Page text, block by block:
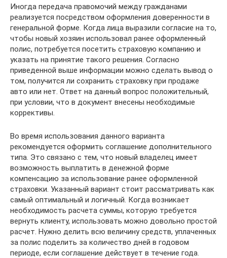
Иногда передача правомочий между гражданами
реализуется посредством оформления доверенности в
генеральной форме. Когда лица выразили согласие на то,
чтобы новый хозяин использовал ранее оформленный
полис, потребуется посетить страховую компанию и
указать на принятие такого решения. Согласно
приведенной выше информации можно сделать вывод о
том, получится ли сохранить страховку при продаже
авто или нет. Ответ на данный вопрос положительный,
при условии, что в документ внесены необходимые
коррективы.
Во время использования данного варианта
рекомендуется оформить соглашение дополнительного
типа. Это связано с тем, что новый владелец имеет
возможность выплатить в денежной форме
компенсацию за использование ранее оформленной
страховки. Указанный вариант стоит рассматривать как
самый оптимальный и логичный. Когда возникает
необходимость расчета суммы, которую требуется
вернуть клиенту, использовать можно довольно простой
расчет. Нужно делить всю величину средств, уплаченных
за полис поделить за количество дней в годовом
периоде, если соглашение действует в течение года.